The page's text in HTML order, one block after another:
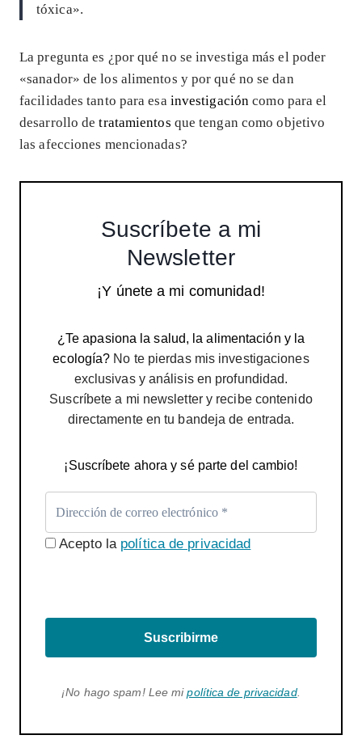
tóxica».
La pregunta es ¿por qué no se investiga más el poder
«sanador» de los alimentos y por qué no se dan
facilidades tanto para esa investigación como para el
desarrollo detratamientos que tengan como objetivo
las afecciones mencionadas?
Suscríbete a mi
Newsletter
¡Y únete a mi comunidad!
¿Te apasiona la salud, la alimentación y la
ecología? No te pierdas mis investigaciones
exclusivas y análisis en profundidad.
Suscríbete a mi newsletter y recibe contenido
directamente en tu bandeja de entrada.
¡Suscríbete ahora y sé parte del cambio!
Acepto la política de privacidad
Suscribirme
¡No hago spam! Lee mipolítica de privacidad.